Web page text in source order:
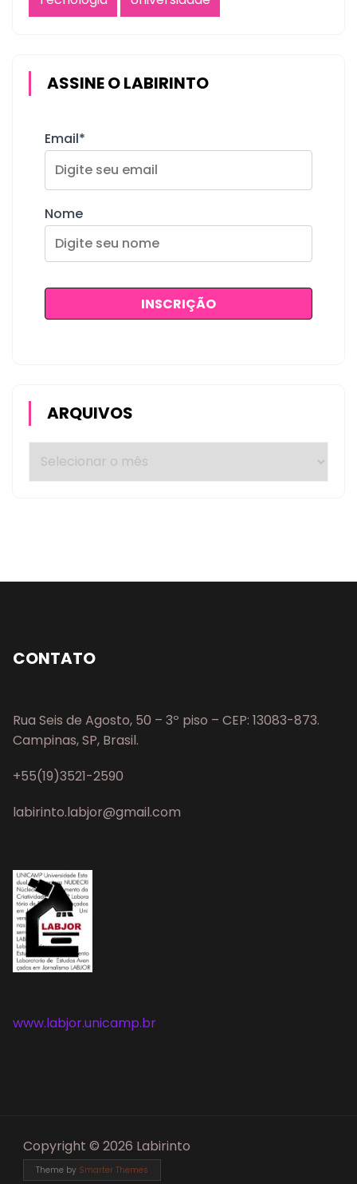
ASSINE O LABIRINTO
Email*
Nome
ARQUIVOS
CONTATO
Rua Seis de Agosto, 50 – 3º piso – CEP: 13083-873.
Campinas, SP, Brasil.
+55(19)3521-2590
labirinto.labjor@gmail.com
www.labjor.unicamp.br
Copyright © 2026 Labirinto
Theme by Smarter Themes